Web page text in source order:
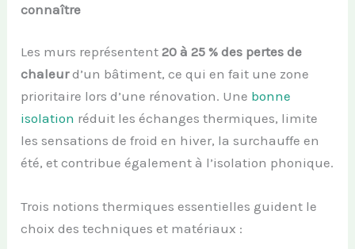
connaître
Les murs représentent20 à 25 % des pertes de
chaleurd’un bâtiment, ce qui en fait une zone
prioritaire lors d’une rénovation. Une bonne
isolation réduit les échanges thermiques, limite
les sensations de froid en hiver, la surchauffe en
été, et contribue également à l’isolation phonique.
Trois notions thermiques essentielles guident le
choix des techniques et matériaux :